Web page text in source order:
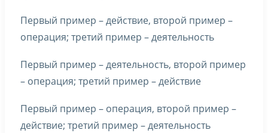
Первый пример – действие, второй пример –
операция; третий пример – деятельность
Первый пример – деятельность, второй пример
– операция; третий пример – действие
Первый пример – операция, второй пример –
действие; третий пример – деятельность